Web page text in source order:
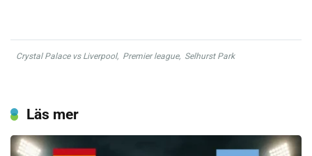
Crystal Palace vs Liverpool, Premier league, Selhurst Park
Läs mer